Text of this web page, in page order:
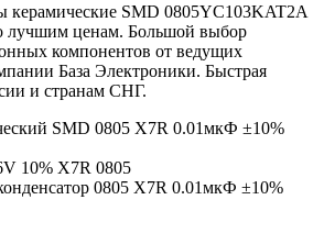
керамические SMD 0805YC103KAT2A
лучшим ценам. Большой выбор
компонентов от ведущих
База Электроники. Быстрая
и странам СНГ.
SMD 0805 X7R 0.01мкФ ±10%
10% X7R 0805
0805 X7R 0.01мкФ ±10%